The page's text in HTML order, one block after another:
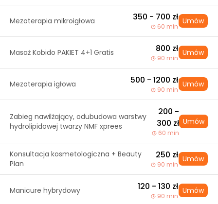
Mezoterapia mikroigłowa 350 - 700 zł
60 min
Umów
Masaż Kobido PAKIET 4+1 Gratis 800 zł
90 min
Umów
Mezoterapia igłowa 500 - 1200 zł
90 min
Umów
Zabieg nawilżający, odubudowa warstwy
hydrolipidowej twarzy NMF xprees
200 -
300 zł
60 min
Umów
Konsultacja kosmetologiczna + Beauty
Plan
250 zł
90 min
Umów
Manicure hybrydowy 120 - 130 zł
90 min
Umów